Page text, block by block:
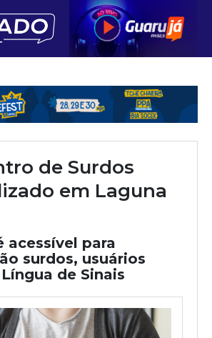
de Surdos
em Laguna
acessível para
surdos, usuários
de Sinais